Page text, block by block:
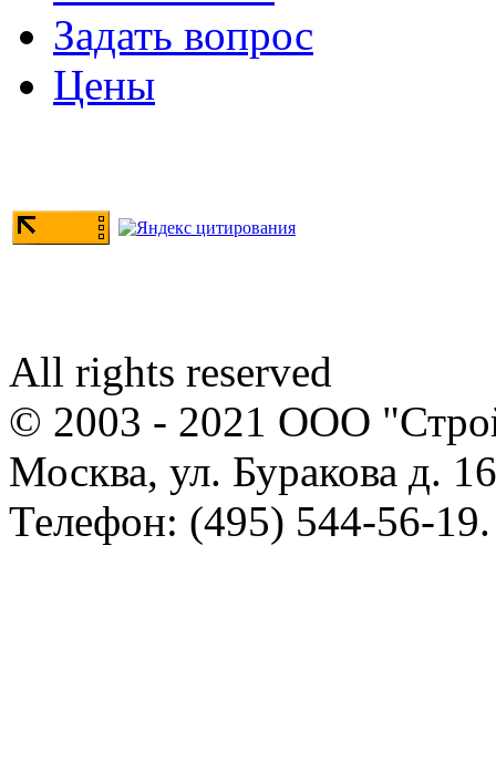
Задать вопрос
Цены
All rights reserved
© 2003 - 2021 ООО
Москва, ул. Буракова д.
Телефон: (495) 544-56-